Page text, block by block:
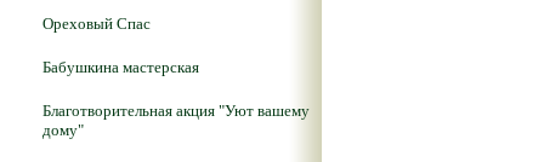
Ореховый Спас
Бабушкина мастерская
Благотворительная акция "Уют вашему
дому"